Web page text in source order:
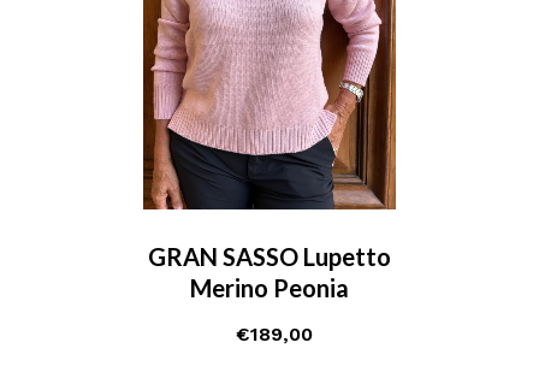
GRAN SASSO Lupetto
Merino Peonia
€189,00